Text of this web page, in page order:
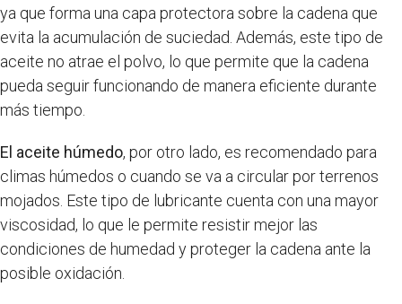
ya que forma una capa protectora sobre la cadena que
evita la acumulación de suciedad. Además, este tipo de
aceite no atrae el polvo, lo que permite que la cadena
pueda seguir funcionando de manera eficiente durante
más tiempo.
El aceite húmedo, por otro lado, es recomendado para
climas húmedos o cuando se va a circular por terrenos
mojados. Este tipo de lubricante cuenta con una mayor
viscosidad, lo que le permite resistir mejor las
condiciones de humedad y proteger la cadena ante la
posible oxidación.